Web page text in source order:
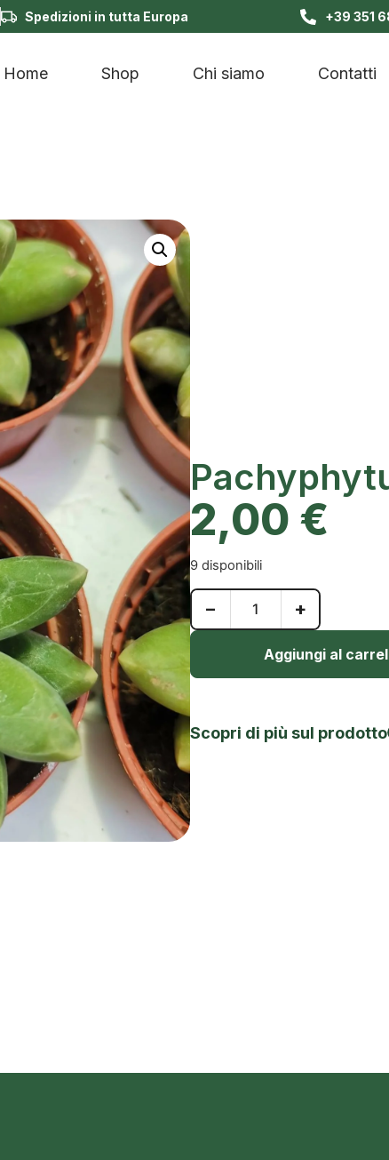
Spedizioni in tutta Europa +39 351
Home Shop Chi siamo Contatti
2,00 €
9 disponibili
− +
Aggiungi al
Scopri di più sul prodotto